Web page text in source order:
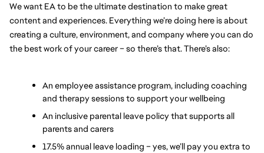
We want EA to be the ultimate destination to make great
content and experiences. Everything we’re doing here is about
creating a culture, environment, and company where you can do
the best work of your career – so there’s that. There’s also:
An employee assistance program, including coaching
and therapy sessions to support your wellbeing
An inclusive parental leave policy that supports all
parents and carers
17.5% annual leave loading – yes, we’ll pay you extra to